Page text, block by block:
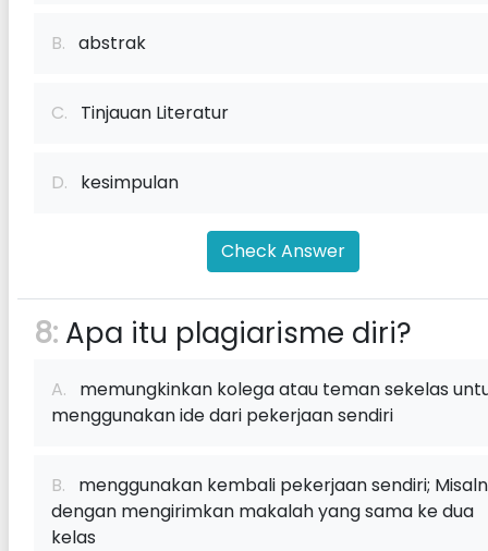
B. abstrak
C. Tinjauan Literatur
D. kesimpulan
Check Answer
8: Apa itu plagiarisme diri?
A. memungkinkan kolega atau teman sekelas
menggunakan ide dari pekerjaan sendiri
B. menggunakan kembali pekerjaan sendiri;
dengan mengirimkan makalah yang sama ke dua
kelas